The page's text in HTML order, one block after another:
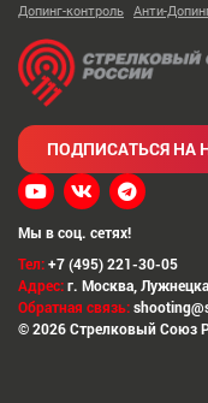
Допинг-контроль Анти-
Тел:+7 (495) 221-30-05
Адрес:г. Москва,
Обратная связь:
© 2026 Стрелковый Союз
ПОДПИСАТЬСЯ НА
Мы в соц. сетях!